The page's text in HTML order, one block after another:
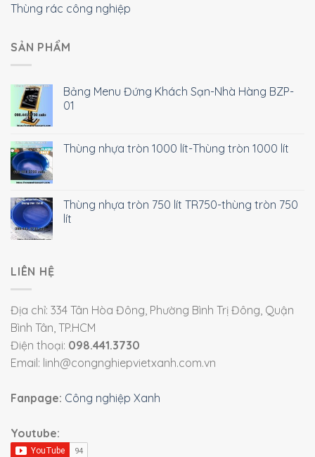
Thùng rác công nghiệp
SẢN PHẨM
Bảng Menu Đứng Khách Sạn-Nhà Hàng BZP-
01
Thùng nhựa tròn 1000 lít-Thùng tròn 1000 lít
Thùng nhựa tròn 750 lít TR750-thùng tròn 750
lít
LIÊN HỆ
Địa chỉ: 334 Tân Hòa Đông, Phường Bình Trị Đông, Quận
Bình Tân, TP.HCM
Điện thoại: 098.441.3730
Email: linh@congnghiepvietxanh.com.vn
Fanpage: Công nghiệp Xanh
Youtube: